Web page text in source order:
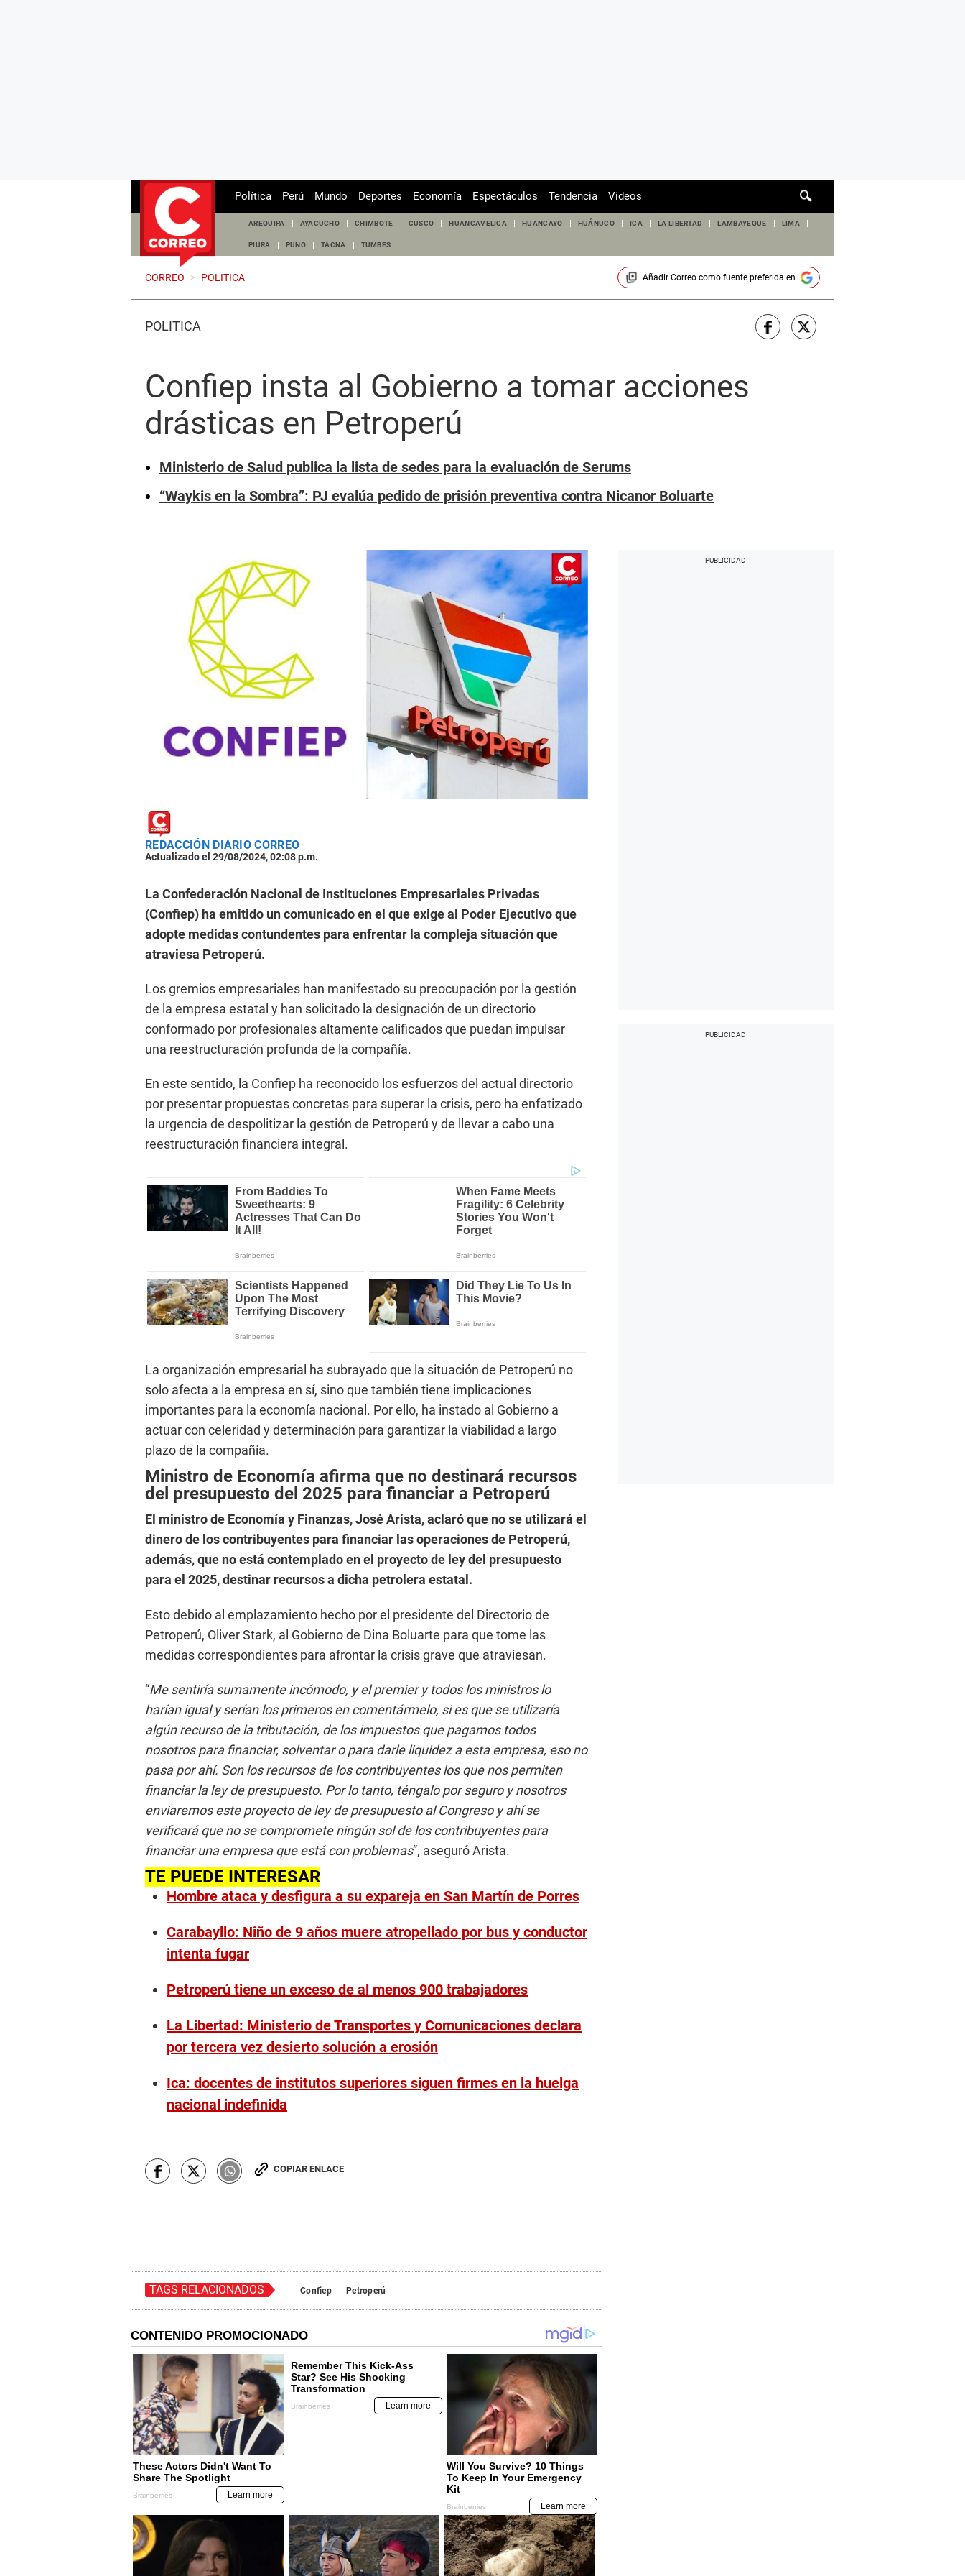
de
Política Perú Mundo Deportes Economía Espectáculos Tendencia Videos
AREQUIPA AYACUCHO CHIMBOTE CUSCO HUANCAVELICA HUANCAYO HUÁNUCO ICA LA LIBERTAD LAMBAYEQUE LIMA
PIURA PUNO TACNA TUMBES
CORREO > POLITICA Añadir Correocomo fuente preferida en
POLÍTICA
Confiep insta al Gobierno a tomar acciones
drásticas en Petroperú
Ministerio de Salud publica la lista de sedes para la evaluación de Serums
“Waykis en la Sombra”: PJ evalúa pedido de prisión preventiva contra Nicanor Boluarte
REDACCIÓN DIARIO CORREO
Actualizado el 29/08/2024, 02:08 p.m.
La Confederación Nacional de Instituciones Empresariales Privadas
(Confiep) ha emitido un comunicado en el que exige al Poder Ejecutivo que
adopte medidas contundentes para enfrentar la compleja situación que
atraviesa Petroperú.
Los gremios empresariales han manifestado su preocupación por la gestión
de la empresa estatal y han solicitado la designación de un directorio
conformado por profesionales altamente calificados que puedan impulsar
una reestructuración profunda de la compañía.
En este sentido, la Confiep ha reconocido los esfuerzos del actual directorio
por presentar propuestas concretas para superar la crisis, pero ha enfatizado
la urgencia de despolitizar la gestión de Petroperú y de llevar a cabo una
reestructuración financiera integral.
La organización empresarial ha subrayado que la situación de Petroperú no
solo afecta a la empresa en sí, sino que también tiene implicaciones
importantes para la economía nacional. Por ello, ha instado al Gobierno a
actuar con celeridad y determinación para garantizar la viabilidad a largo
plazo de la compañía.
Ministro de Economía afirma que no destinará recursos
del presupuesto del 2025 para financiar a Petroperú
El ministro de Economía y Finanzas, José Arista, aclaró que no se utilizará el
dinero de los contribuyentes para financiar las operaciones de Petroperú,
además, que no está contemplado en el proyecto de ley del presupuesto
para el 2025, destinar recursos a dicha petrolera estatal.
Esto debido al emplazamiento hecho por el presidente del Directorio de
Petroperú, Oliver Stark, al Gobierno de Dina Boluarte para que tome las
medidas correspondientes para afrontar la crisis grave que atraviesan.
“Me sentiría sumamente incómodo, y el premier y todos los ministros lo
harían igual y serían los primeros en comentármelo, si es que se utilizaría
algún recurso de la tributación, de los impuestos que pagamos todos
nosotros para financiar, solventar o para darle liquidez a esta empresa, eso no
pasa por ahí. Son los recursos de los contribuyentes los que nos permiten
financiar la ley de presupuesto. Por lo tanto, téngalo por seguro y nosotros
enviaremos este proyecto de ley de presupuesto al Congreso y ahí se
verificará que no se compromete ningún sol de los contribuyentes para
financiar una empresa que está con problemas”, aseguró Arista.
TE PUEDE INTERESAR
Hombre ataca y desfigura a su expareja en San Martín de Porres
Carabayllo: Niño de 9 años muere atropellado por bus y conductor
intenta fugar
Petroperú tiene un exceso de al menos 900 trabajadores
La Libertad: Ministerio de Transportes y Comunicaciones declara
por tercera vez desierto solución a erosión
Ica: docentes de institutos superiores siguen firmes en la huelga
nacional indefinida
COPIAR ENLACE
TAGS RELACIONADOS Confiep Petroperú